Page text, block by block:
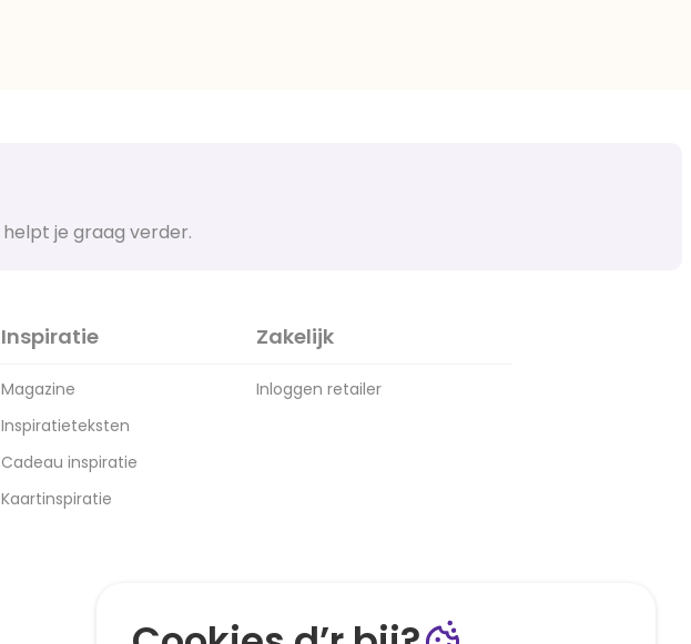
helpt je graag verder.
Inspiratie
Magazine
Inspiratieteksten
Cadeau inspiratie
Kaartinspiratie
Zakelijk
Inloggen retailer